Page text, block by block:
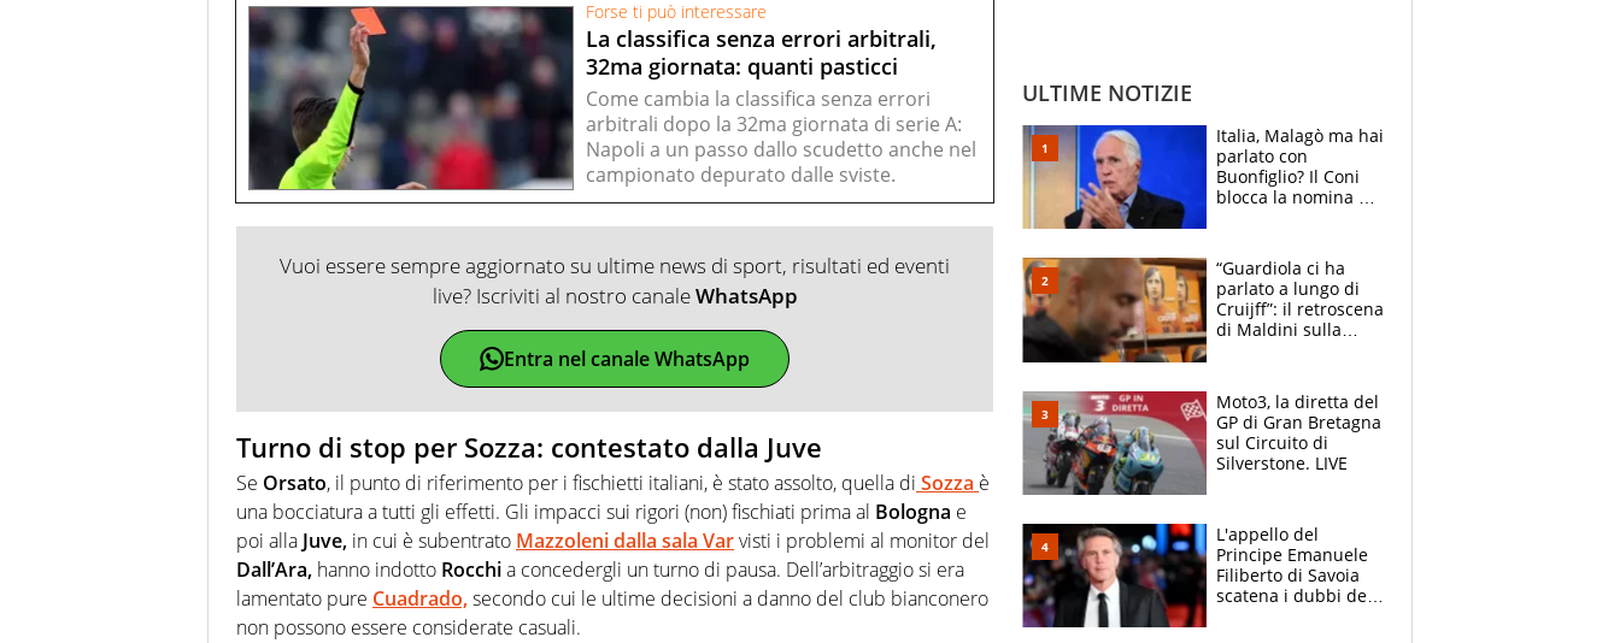
Forse ti può interessare
La classifica senza errori arbitrali,
32ma giornata: quanti pasticci
Come cambia la classifica senza errori
arbitrali dopo la 32ma giornata di serie A:
Napoli a un passo dallo scudetto anche nel
campionato depurato dalle sviste.
Vuoi essere sempre aggiornato su ultime news di sport, risultati ed eventi
live? Iscriviti al nostro canaleWhatsApp
Entra nel canale WhatsApp
Turno di stop per Sozza: contestato dalla Juve
Se Orsato, il punto di riferimento per i fischietti italiani, è stato assolto, quella di Sozza è
una bocciatura a tutti gli effetti. Gli impacci sui rigori (non) fischiati prima al Bologna e
poi alla Juve, in cui è subentrato Mazzoleni dalla sala Varvisti i problemi al monitor del
Dall’Ara, hanno indotto Rocchia concedergli un turno di pausa. Dell’arbitraggio si era
lamentato pure Cuadrado,secondo cui le ultime decisioni a danno del club bianconero
non possono essere considerate casuali.
ULTIME NOTIZIE
Italia, Malagò ma hai
parlato con
Buonfiglio? Il Coni
blocca la nomina di
“Guardiola ci ha
parlato a lungo di
Cruijff”: il retroscena
di Maldini sulla
Moto3, la diretta del
GP di Gran Bretagna
sul Circuito di
Silverstone. LIVE
L'appello del
Principe Emanuele
Filiberto di Savoia
scatena i dubbi dei